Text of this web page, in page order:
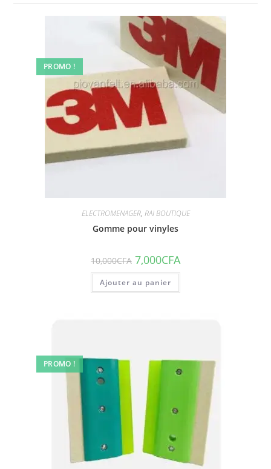
PROMO !
ELECTROMENAGER, RAI BOUTIQUE
Gomme pour vinyles
10,000CFA 7,000CFA
Ajouter au panier
PROMO !